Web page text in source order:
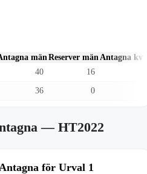
män Reserver män Antagna
40 16
36 0
— HT2022
för Urval 1